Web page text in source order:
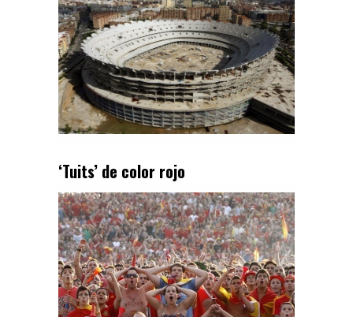
‘Tuits’ de color rojo